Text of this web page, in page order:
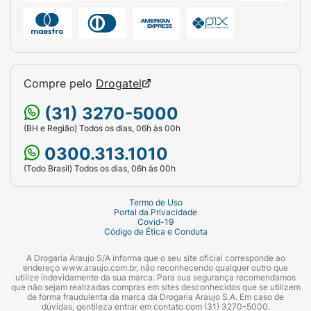
Compre pelo Drogatel
(31) 3270-5000
(BH e Região) Todos os dias, 06h às 00h
0300.313.1010
(Todo Brasil) Todos os dias, 06h às 00h
Termo de Uso
Portal da Privacidade
Covid-19
Código de Ética e Conduta
A Drogaria Araujo S/A informa que o seu site oficial corresponde ao
endereço www.araujo.com.br, não reconhecendo qualquer outro que
utilize indevidamente da sua marca. Para sua segurança recomendamos
que não sejam realizadas compras em sites desconhecidos que se utilizem
de forma fraudulenta da marca da Drogaria Araujo S.A. Em caso de
dúvidas, gentileza entrar em contato com (31) 3270-5000.